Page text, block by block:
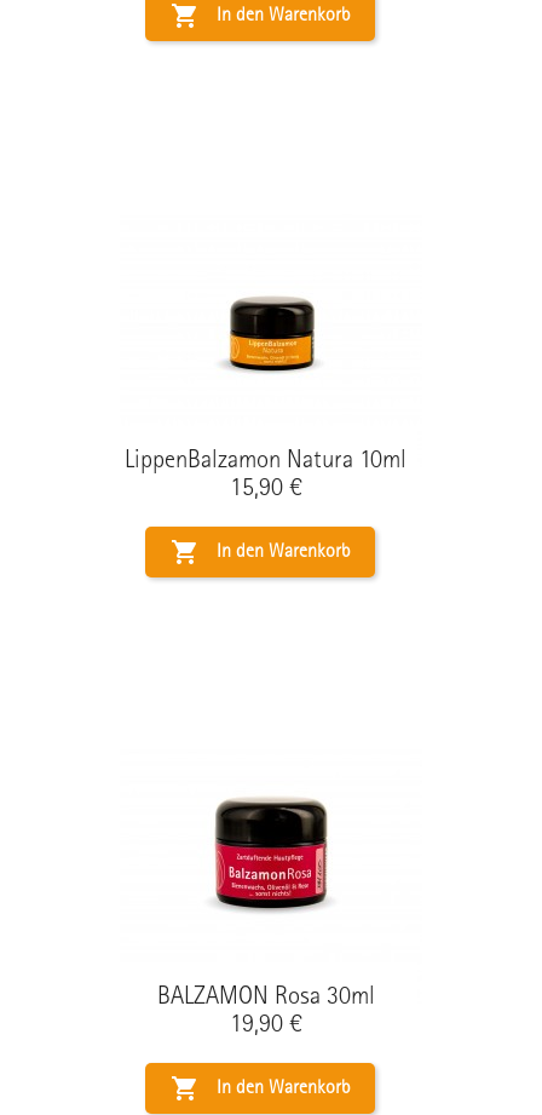
 In den Warenkorb
LippenBalzamon Natura 10ml
Preis
15,90 €
 In den Warenkorb
BALZAMON Rosa 30ml
Preis
19,90 €
 In den Warenkorb